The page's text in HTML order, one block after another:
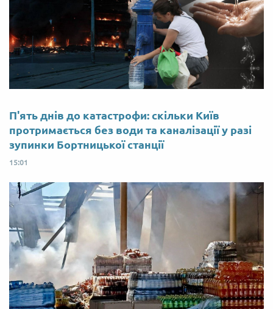
П'ять днів до катастрофи: скільки Київ
протримається без води та каналізації у разі
зупинки Бортницької станції
15:01